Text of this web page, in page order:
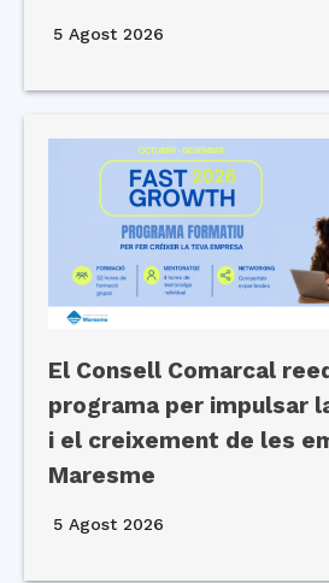
5 Agost 2026
El Consell Comarcal
programa per impulsar
i el creixement de les
Maresme
5 Agost 2026